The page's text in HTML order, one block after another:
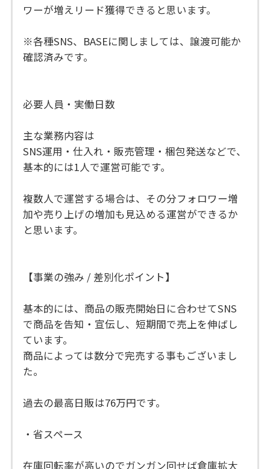
ワーが増えリード獲得できると思います。
※各種SNS、BASEに関しましては、譲渡可能か
確認済みです。
必要人員・実働日数
主な業務内容は
SNS運用・仕入れ・販売管理・梱包発送などで、
基本的には1人で運営可能です。
複数人で運営する場合は、その分フォロワー増
加や売り上げの増加も見込める運営ができるか
と思います。
【事業の強み / 差別化ポイント】
基本的には、商品の販売開始日に合わせてSNS
で商品を告知・宣伝し、短期間で売上を伸ばし
ています。
商品によっては数分で完売する事もございまし
た。
過去の最高日販は76万円です。
・省スペース
在庫回転率が高いのでガンガン回せば倉庫拡大